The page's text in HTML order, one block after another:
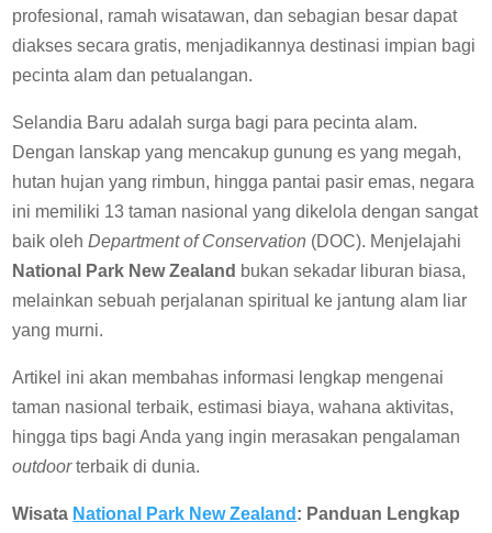
profesional, ramah wisatawan, dan sebagian besar dapat
diakses secara gratis, menjadikannya destinasi impian bagi
pecinta alam dan petualangan.
Selandia Baru adalah surga bagi para pecinta alam.
Dengan lanskap yang mencakup gunung es yang megah,
hutan hujan yang rimbun, hingga pantai pasir emas, negara
ini memiliki 13 taman nasional yang dikelola dengan sangat
baik olehDepartment of Conservation (DOC). Menjelajahi
National Park New Zealand bukan sekadar liburan biasa,
melainkan sebuah perjalanan spiritual ke jantung alam liar
yang murni.
Artikel ini akan membahas informasi lengkap mengenai
taman nasional terbaik, estimasi biaya, wahana aktivitas,
hingga tips bagi Anda yang ingin merasakan pengalaman
outdoorterbaik di dunia.
Wisata National Park New Zealand : Panduan Lengkap